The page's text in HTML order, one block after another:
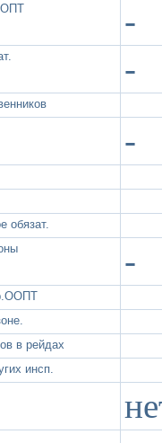
-
-
-
обязат.
-
в рейдах
инсп.